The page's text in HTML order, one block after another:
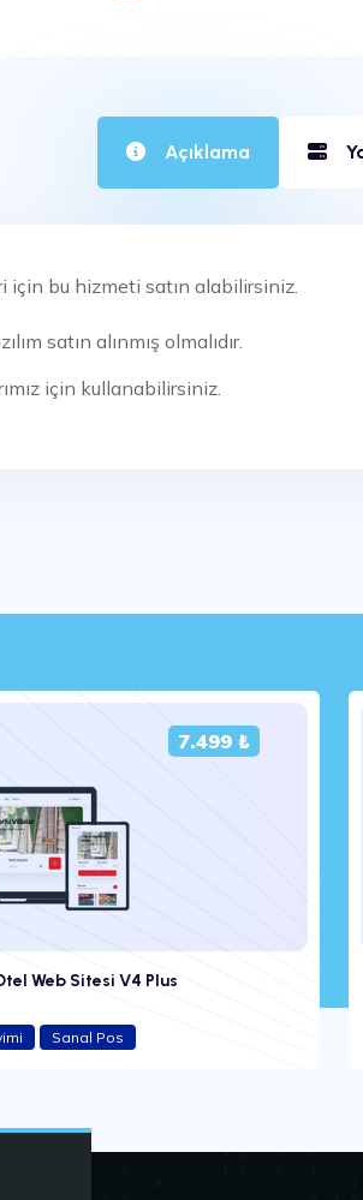
Açıklama
için bu hizmeti satın alabilirsiniz.
satın alınmış olmalıdır.
için kullanabilirsiniz.
7.499 ₺
Web Sitesi V4 Plus
Sanal Pos